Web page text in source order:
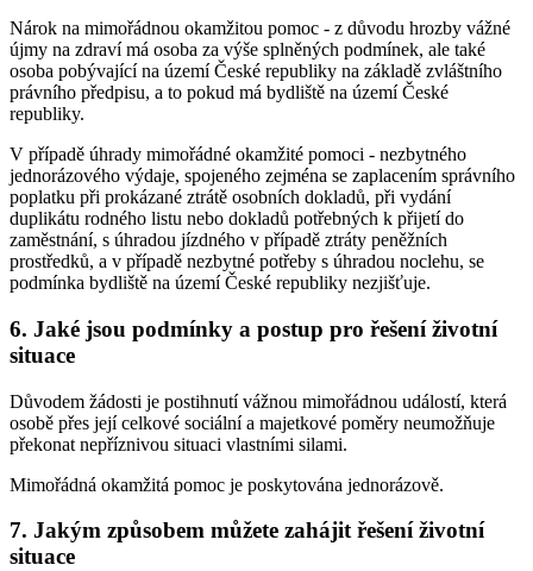
Nárok na mimořádnou okamžitou pomoc - z důvodu hrozby vážné
újmy na zdraví má osoba za výše splněných podmínek, ale také
osoba pobývající na území České republiky na základě zvláštního
právního předpisu, a to pokud má bydliště na území České
republiky.
V případě úhrady mimořádné okamžité pomoci - nezbytného
jednorázového výdaje, spojeného zejména se zaplacením správního
poplatku při prokázané ztrátě osobních dokladů, při vydání
duplikátu rodného listu nebo dokladů potřebných k přijetí do
zaměstnání, s úhradou jízdného v případě ztráty peněžních
prostředků, a v případě nezbytné potřeby s úhradou noclehu, se
podmínka bydliště na území České republiky nezjišťuje.
6. Jaké jsou podmínky a postup pro řešení životní
situace
Důvodem žádosti je postihnutí vážnou mimořádnou událostí, která
osobě přes její celkové sociální a majetkové poměry neumožňuje
překonat nepříznivou situaci vlastními silami.
Mimořádná okamžitá pomoc je poskytována jednorázově.
7. Jakým způsobem můžete zahájit řešení životní
situace